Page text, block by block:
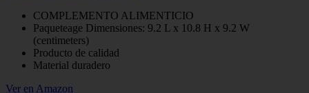
COMPLEMENTO ALIMENTICIO
Paqueteage Dimensiones: 9.2 L x 10.8 H x 9.2 W
(centimeters)
Producto de calidad
Material duradero
Ver en Amazon